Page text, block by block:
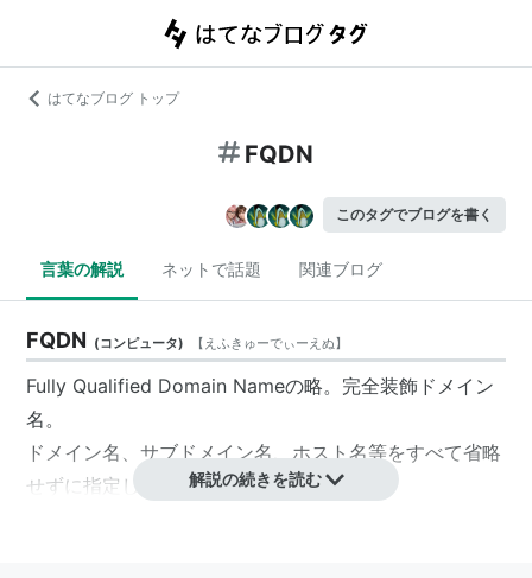
はてなブログ トップ
FQDN
このタグでブログを書く
言葉の解説 ネットで話題 関連ブログ
FQDN (コンピュータ) 【 えふきゅーでぃーえぬ】
Fully Qualified Domain Nameの略。完全装飾ドメイン
名。
ドメイン名、サブドメイン名、ホスト名等をすべて省略
せずに指定して記述したドメイン名のこと。
解説の続きを読む